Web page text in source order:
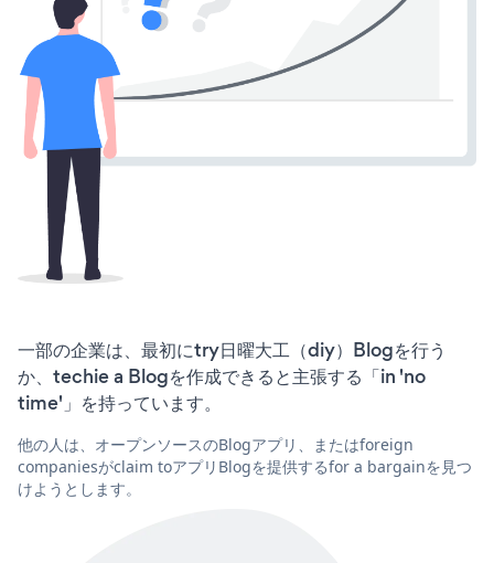
一部の企業は、最初にtry日曜大工（diy）Blogを行う
か、techie a Blogを作成できると主張する「in 'no
time'」を持っています。
他の人は、オープンソースのBlogアプリ、またはforeign
companiesがclaim toアプリBlogを提供するfor a bargainを見つ
けようとします。